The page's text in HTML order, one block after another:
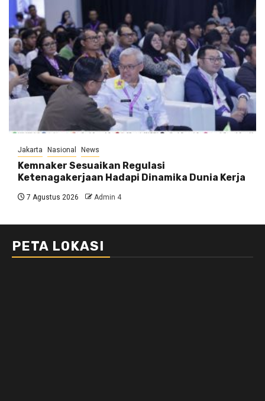
Jakarta Nasional News
Kemnaker Sesuaikan Regulasi
Ketenagakerjaan Hadapi Dinamika Dunia Kerja
7 Agustus 2026 Admin 4
PETA LOKASI